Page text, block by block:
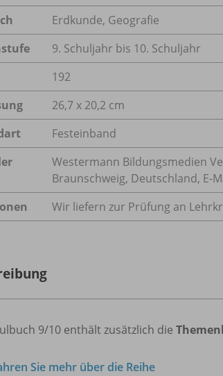
Erdkunde, Geografie
9. Schuljahr bis 10. Schuljahr
192
26,7 x 20,2 cm
Festeinband
Westermann Bildungsmedien
Braunschweig, Deutschland, E-
Wir liefern zur Prüfung an
9/10 enthält zusätzlich die
Sie mehr über die Reihe